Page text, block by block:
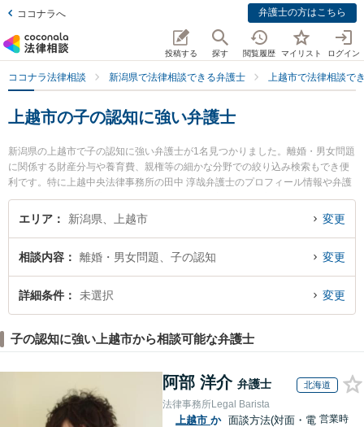
ココナラへ 弁護士の方はこちら
投稿する 探す 閲覧履歴 マイリスト ログイン
ココナラ法律相談 新潟県で法律相談できる弁護士 上越市で法律相談で
上越市の子の認知に強い弁護士
新潟県の上越市で子の認知に強い弁護士が1名見つかりました。離婚・男女問題
に関係する財産分与や養育費、親権等の細かな分野での絞り込み検索もでき便
利です。特に上越中央法律事務所の田中 淳哉弁護士のプロフィール情報や弁護
士費用、強みなどが注目されています。『上越市で土日や夜間に発生した子の
認知のトラブルを今すぐに弁護士に相談したい』『子の認知のトラブル解決の
すめです。
エリア 新潟県、上越市 変更
相談内容 離婚・男女問題、子の認知 変更
詳細条件 未選択 変更
子の認知に強い上越市から相談可能な弁護士
阿部 洋介 弁護士 北海道
法律事務所Legal Barista
上越市 か 面談方法(対面・電 営業時